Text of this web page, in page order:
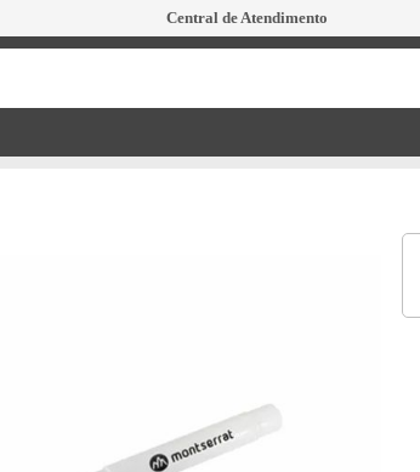
Central de Atendimento